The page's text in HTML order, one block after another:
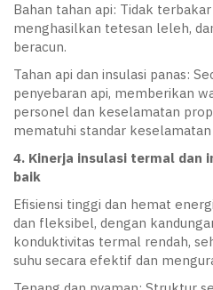
Bahan tahan api: Tidak
menghasilkan tetesan leleh,
beracun.
Tahan api dan insulasi panas:
penyebaran api, memberikan
personel dan keselamatan
mematuhi standar
4. Kinerja insulasi termal dan
baik
Efisiensi tinggi dan hemat
dan fleksibel, dengan
konduktivitas termal rendah,
suhu secara efektif dan